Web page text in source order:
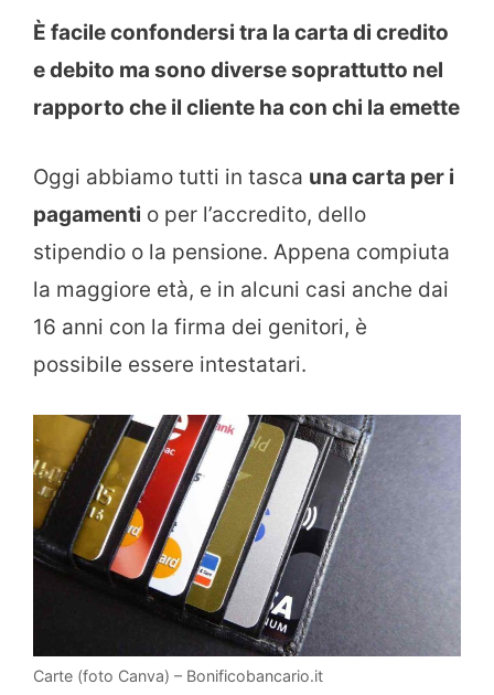
È facile confondersi tra la carta di credito
e debito ma sono diverse soprattutto nel
rapporto che il cliente ha con chi la emette
Oggi abbiamo tutti in tasca una carta per i
pagamenti o per l’accredito, dello
stipendio o la pensione. Appena compiuta
la maggiore età, e in alcuni casi anche dai
16 anni con la firma dei genitori, è
possibile essere intestatari.
Carte (foto Canva) – Bonificobancario.it